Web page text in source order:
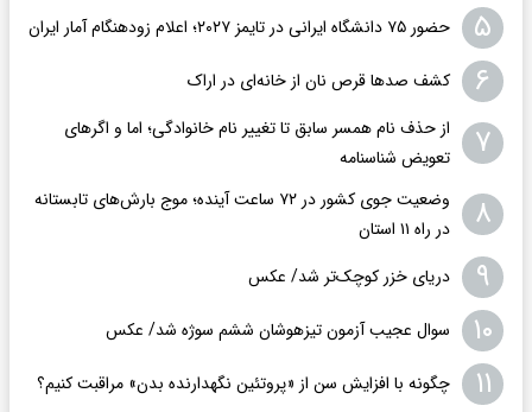
۵ حضور ۷۵ دانشگاه ایرانی در تایمز ۲۰۲۷؛ اعلام زودهنگام آمار ایران
۶ کشف صدها قرص نان از خانه‌ای در اراک
۷
از حذف نام همسر سابق تا تغییر نام خانوادگی؛ اما و اگرهای
تعویض شناسنامه
۸
وضعیت جوی کشور در ۷۲ ساعت آینده؛ موج بارش‌های تابستانه
در راه ۱۱ استان
۹ دریای خزر کوچک‌تر شد/ عکس
۱۰ سوال عجیب آزمون تیزهوشان ششم سوژه شد/ عکس
۱۱ چگونه با افزایش سن از «پروتئین نگهدارنده بدن» مراقبت کنیم؟